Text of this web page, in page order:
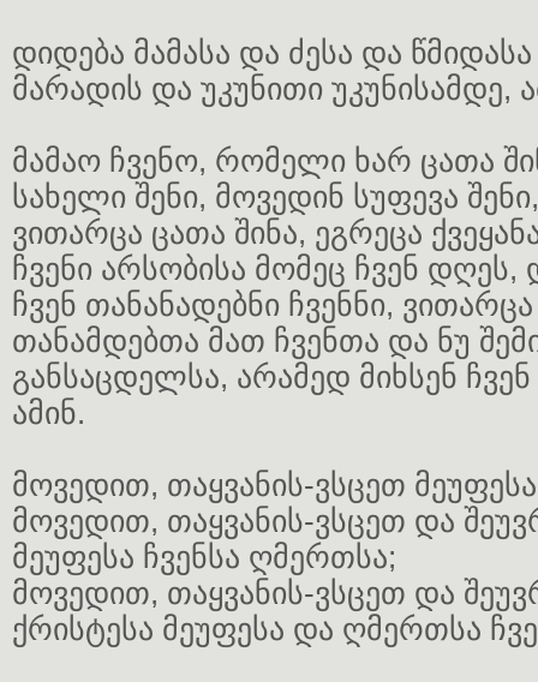
დიდება მამასა და ძესა და
მარადის და უკუნითი უკუნისამდე,
მამაო ჩვენო, რომელი ხარ ცათა
სახელი შენი, მოვედინ სუფევა შენი,
ვითარცა ცათა შინა, ეგრეცა
ჩვენი არსობისა მომეც ჩვენ დღეს,
ჩვენ თანანადებნი ჩვენნი,
თანამდებთა მათ ჩვენთა და ნუ
განსაცდელსა, არამედ მიხსენ
ამინ.
მოვედით, თაყვანის-ვსცეთ
მოვედით, თაყვანის-ვსცეთ და
მეუფესა ჩვენსა ღმერთსა;
მოვედით, თაყვანის-ვსცეთ და
ქრისტესა მეუფესა და ღმერთსა